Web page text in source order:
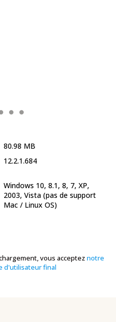
80.98 MB
12.2.1.684
Windows 10, 8.1, 8, 7, XP,
2003, Vista (pas de support
Mac / Linux OS)
vous acceptez notre
d'utilisateur final